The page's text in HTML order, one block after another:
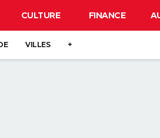
CULTURE FINANCE
VILLES +